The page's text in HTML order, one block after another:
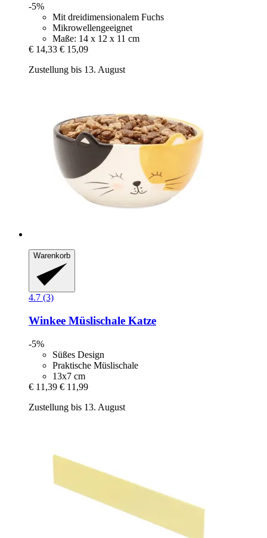
-5%
Mit dreidimensionalem Fuchs
Mikrowellengeeignet
Maße: 14 x 12 x 11 cm
€ 14,33 € 15,09
Zustellung bis 13. August
Warenkorb
4.7 (3)
Winkee Müslischale Katze
-5%
Süßes Design
Praktische Müslischale
13x7 cm
€ 11,39 € 11,99
Zustellung bis 13. August